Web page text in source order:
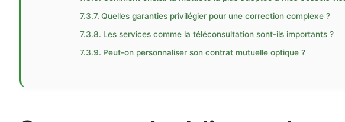
Quelles garanties privilégier pour une correction complexe ?
Les services comme la téléconsultation sont-ils importants ?
Peut-on personnaliser son contrat mutuelle optique ?